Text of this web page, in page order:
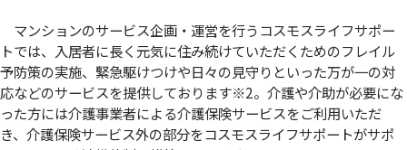
マンションのサービス企画・運営を行うコスモスライフサポー
トでは、入居者に長く元気に住み続けていただくためのフレイル
予防策の実施、緊急駆けつけや日々の見守りといった万が一の対
応などのサービスを提供しております※2。介護や介助が必要にな
った方には介護事業者による介護保険サービスをご利用いただ
き、介護保険サービス外の部分をコスモスライフサポートがサポ